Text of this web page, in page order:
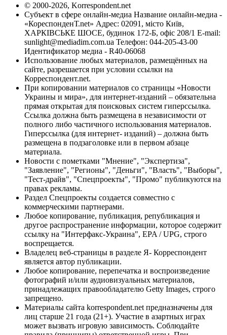
© 2000-2026, Korrespondent.net
Субъект в сфере онлайн-медиа Название онлайн-медиа -
«КореспонденТ.net» Адрес: 02091, місто Київ,
ХАРКІВСЬКЕ ШОСЕ, будинок 172-Б, офіс 208/1 E-mail:
sunlight@mediadim.com.ua Телефон: 044-205-43-00
Идентификатор медиа - R40-06068
Использование любых материалов, размещённых на
сайте, разрешается при условии ссылки на
Корреспондент.net.
При копировании материалов со страницы «Новости
Украины и мира», для интернет-изданий – обязательна
прямая открытая для поисковых систем гиперссылка.
Ссылка должна быть размещена в независимости от
полного либо частичного использования материалов.
Гиперссылка (для интернет- изданий) – должна быть
размещена в подзаголовке или в первом абзаце
материала.
Новости с пометками "Мнение", "Экспертиза",
"Заявление", "Регионы", "Деньги", "Власть", "Выборы",
"Тест-драйв", "Спецпроекты", "Промо" публикуются на
правах рекламы.
Раздел Спецпроекты создается совместно с
коммерческими партнерами.
Любое копирование, публикация, републикация и
другое распространение информации, которое содержит
ссылку на "Интерфакс-Украина", EPA / UPG, строго
воспрещается.
Владелец веб-страницы в разделе Я- Корреспондент
является автор публикации.
Любое копирование, перепечатка и воспроизведение
фотографий и/или аудиовизуальных материалов,
принадлежащих правообладателю Getty Images, строго
запрещено.
Материалы сайта korrespondent.net предназначены для
лиц старше 21 года (21+). Участие в азартных играх
может вызвать игровую зависимость. Соблюдайте